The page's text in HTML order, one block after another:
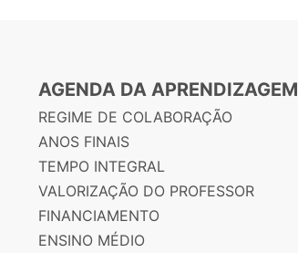
AGENDA DA APRENDIZAGEM
REGIME DE COLABORAÇÃO
ANOS FINAIS
TEMPO INTEGRAL
VALORIZAÇÃO DO PROFESSOR
FINANCIAMENTO
ENSINO MÉDIO